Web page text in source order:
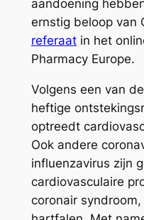
aandoening
ernstig beloop van
referaatin het
Pharmacy Europe.
Volgens een van
heftige
optreedt
Ook andere
influenzavirus zijn
cardiovasculaire
coronair